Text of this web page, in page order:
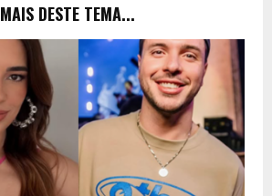
MAIS DESTE TEMA...